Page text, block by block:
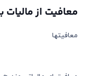
معافیت از مالیات
معافیتها